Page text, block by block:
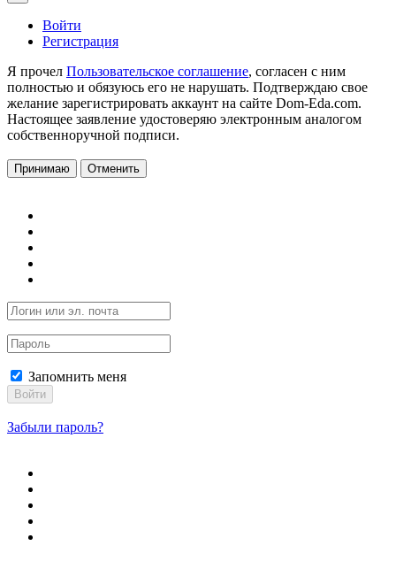
Войти
Регистрация
Я прочел Пользовательское соглашение, согласен с ним
полностью и обязуюсь его не нарушать. Подтверждаю свое
желание зарегистрировать аккаунт на сайте Dom-Eda.com.
Настоящее заявление удостоверяю электронным аналогом
собственноручной подписи.
Принимаю Отменить
Запомнить меня
Войти
Забыли пароль?